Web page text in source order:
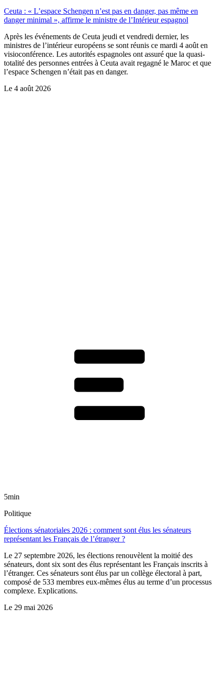
Ceuta : « L’espace Schengen n’est pas en danger, pas même en
danger minimal », affirme le ministre de l’Intérieur espagnol
Après les événements de Ceuta jeudi et vendredi dernier, les
ministres de l’intérieur européens se sont réunis ce mardi 4 août en
visioconférence. Les autorités espagnoles ont assuré que la quasi-
totalité des personnes entrées à Ceuta avait regagné le Maroc et que
l’espace Schengen n’était pas en danger.
Le 4 août 2026
5min
Politique
Élections sénatoriales 2026 : comment sont élus les sénateurs
représentant les Français de l’étranger ?
Le 27 septembre 2026, les élections renouvèlent la moitié des
sénateurs, dont six sont des élus représentant les Français inscrits à
l’étranger. Ces sénateurs sont élus par un collège électoral à part,
composé de 533 membres eux-mêmes élus au terme d’un processus
complexe. Explications.
Le 29 mai 2026